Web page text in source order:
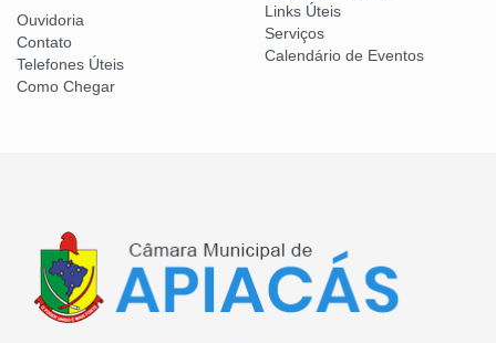
Ouvidoria
Contato
Telefones Úteis
Como Chegar
Links Úteis
Serviços
Calendário de Eventos